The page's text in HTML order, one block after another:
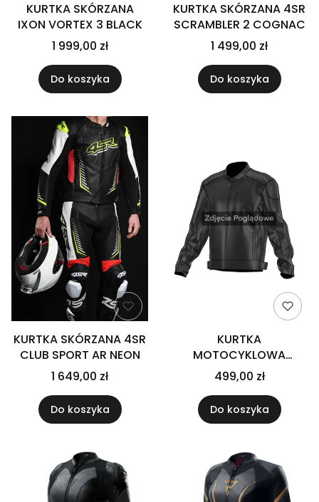
KURTKA SKÓRZANA
IXON VORTEX 3 BLACK
1 999,00 zł
Do koszyka
KURTKA SKÓRZANA 4SR
SCRAMBLER 2 COGNAC
1 499,00 zł
Do koszyka
KURTKA SKÓRZANA 4SR
CLUB SPORT AR NEON
1 649,00 zł
Do koszyka
KURTKA
MOTOCYKLOWA
SKÓRZANA BROGER
LEGEND BLACK
499,00 zł
Do koszyka